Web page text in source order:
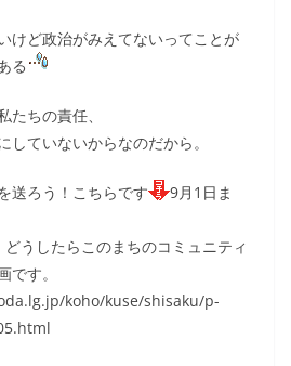
けど政治がみえてないってことが
る
たちの責任、
していないからなのだから。
送ろう！こちらです
9月1日ま
うしたらこのまちのコミュニティ
です。
koho/kuse/shisaku/p-